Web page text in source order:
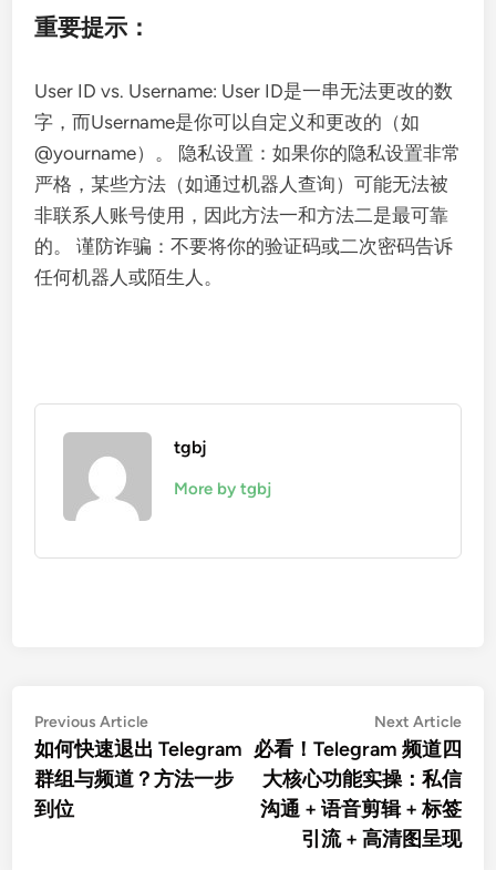
重要提示：
User ID vs. Username: User ID是一串无法更改的数
字，而Username是你可以自定义和更改的（如
@yourname）。 隐私设置：如果你的隐私设置非常
严格，某些方法（如通过机器人查询）可能无法被
非联系人账号使用，因此方法一和方法二是最可靠
的。 谨防诈骗：不要将你的验证码或二次密码告诉
任何机器人或陌生人。
tgbj
More by tgbj
文
章
导
航
Previous ArticlePrevious
article:
如何快速退出 Telegram
群组与频道？方法一步
到位
Next Article
必看！Telegram 频道四
大核心功能实操：私信
沟通 + 语音剪辑 + 标签
引流 + 高清图呈现